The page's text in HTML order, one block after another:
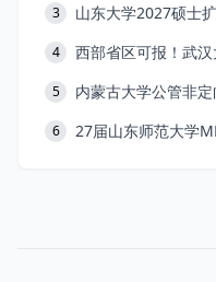
3 山东大学2027硕士
4 西部省区可报！武
5 内蒙古大学公管非
6 27届山东师范大学